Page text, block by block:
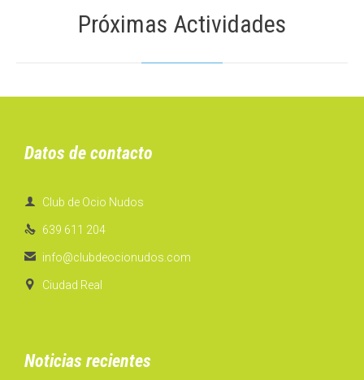
Próximas Actividades
Datos de contacto
 Club de Ocio Nudos
 639 611 204
 info@clubdeocionudos.com
 Ciudad Real
Noticias recientes